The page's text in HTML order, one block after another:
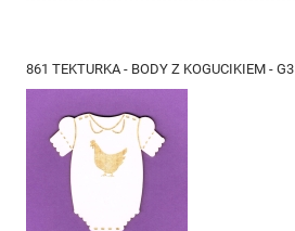
861 TEKTURKA - BODY Z KOGUCIKIEM - G3